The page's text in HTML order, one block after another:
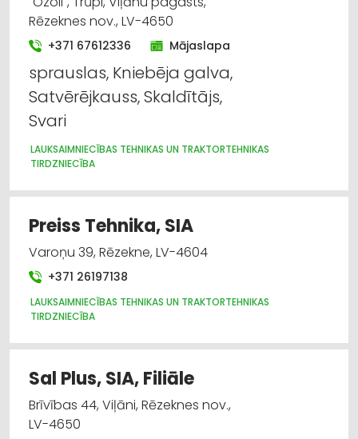
Rēzeknes nov., LV-4650
+371 67612336 Mājaslapa
sprauslas, Kniebēja galva,
Satvērējkauss, Skaldītājs,
Svari
LAUKSAIMNIECĪBAS TEHNIKAS UN TRAKTORTEHNIKAS
TIRDZNIECĪBA
Preiss Tehnika, SIA
Varoņu 39, Rēzekne, LV-4604
+371 26197138
LAUKSAIMNIECĪBAS TEHNIKAS UN TRAKTORTEHNIKAS
TIRDZNIECĪBA
Sal Plus, SIA, Filiāle
Brīvības 44, Viļāni, Rēzeknes nov.,
LV-4650